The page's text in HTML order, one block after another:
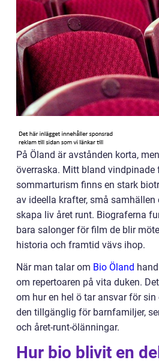
På Öland är avstånden korta,
överraska. Mitt bland vindpinade
sommarturism finns en stark
av ideella krafter, små
skapa liv året runt. Biograferna
bara salonger för film de blir
historia och framtid vävs ihop.
När man talar om Bio Öland
om repertoaren på vita duken.
om hur en hel ö tar ansvar för
den tillgänglig för barnfamiljer,
och året-runt-ölänningar.
Hur bio blivit en